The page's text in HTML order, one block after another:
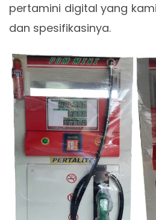
pertamini digital yang
dan spesifikasinya.